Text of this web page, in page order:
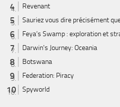
Revenant
Sauriez vous dire précisément
Feya’s Swamp : exploration et
Darwin's Journey: Oceania
Botswana
Federation: Piracy
Spyworld